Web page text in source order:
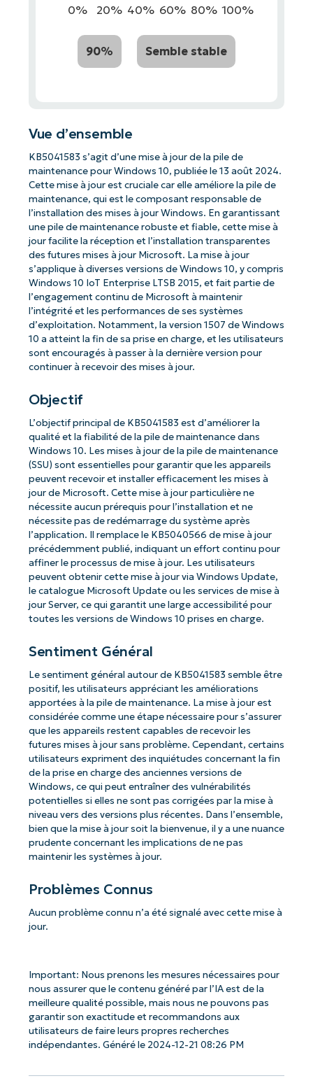
0% 20% 40% 60% 80% 100%
90% Semble stable
Vue d’ensemble
KB5041583 s’agit d’une mise à jour de la pile de
maintenance pour Windows 10, publiée le 13 août 2024.
Cette mise à jour est cruciale car elle améliore la pile de
maintenance, qui est le composant responsable de
l’installation des mises à jour Windows. En garantissant
une pile de maintenance robuste et fiable, cette mise à
jour facilite la réception et l’installation transparentes
des futures mises à jour Microsoft. La mise à jour
s’applique à diverses versions de Windows 10, y compris
Windows 10 IoT Enterprise LTSB 2015, et fait partie de
l’engagement continu de Microsoft à maintenir
l’intégrité et les performances de ses systèmes
d’exploitation. Notamment, la version 1507 de Windows
10 a atteint la fin de sa prise en charge, et les utilisateurs
sont encouragés à passer à la dernière version pour
continuer à recevoir des mises à jour.
Objectif
L’objectif principal de KB5041583 est d’améliorer la
qualité et la fiabilité de la pile de maintenance dans
Windows 10. Les mises à jour de la pile de maintenance
(SSU) sont essentielles pour garantir que les appareils
peuvent recevoir et installer efficacement les mises à
jour de Microsoft. Cette mise à jour particulière ne
nécessite aucun prérequis pour l’installation et ne
nécessite pas de redémarrage du système après
l’application. Il remplace le KB5040566 de mise à jour
précédemment publié, indiquant un effort continu pour
affiner le processus de mise à jour. Les utilisateurs
peuvent obtenir cette mise à jour via Windows Update,
le catalogue Microsoft Update ou les services de mise à
jour Server, ce qui garantit une large accessibilité pour
toutes les versions de Windows 10 prises en charge.
Sentiment Général
Le sentiment général autour de KB5041583 semble être
positif, les utilisateurs appréciant les améliorations
apportées à la pile de maintenance. La mise à jour est
considérée comme une étape nécessaire pour s’assurer
que les appareils restent capables de recevoir les
futures mises à jour sans problème. Cependant, certains
utilisateurs expriment des inquiétudes concernant la fin
de la prise en charge des anciennes versions de
Windows, ce qui peut entraîner des vulnérabilités
potentielles si elles ne sont pas corrigées par la mise à
niveau vers des versions plus récentes. Dans l’ensemble,
bien que la mise à jour soit la bienvenue, il y a une nuance
prudente concernant les implications de ne pas
maintenir les systèmes à jour.
Problèmes Connus
Aucun problème connu n’a été signalé avec cette mise à
jour.
Important: Nous prenons les mesures nécessaires pour
nous assurer que le contenu généré par l’IA est de la
meilleure qualité possible, mais nous ne pouvons pas
garantir son exactitude et recommandons aux
utilisateurs de faire leurs propres recherches
indépendantes. Généré le 2024-12-21 08:26 PM